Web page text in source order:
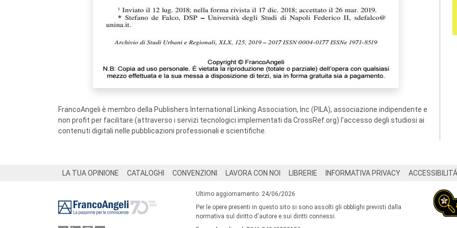
FrancoAngeli è membro della Publishers International Linking Association, Inc (PILA), associazione indipendente e
non profit per facilitare (attraverso i servizi tecnologici implementati da CrossRef.org) l’accesso degli studiosi ai
contenuti digitali nelle pubblicazioni professionali e scientifiche.
LA TUA OPINIONE CATALOGHI CONVENZIONI LAVORA CON NOI LIBRERIE INFORMATIVA PRIVACY ACCESSIBILITÁ
Ultimo aggiornamento: 24/06/2026
Per le opere presenti in questo sito si sono assolti gli obblighi previsti dalla
normativa sul diritto d'autore e sui diritti connessi.